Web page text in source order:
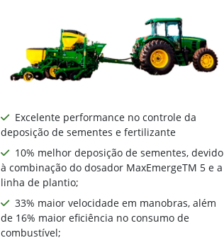
Excelente performance no controle da
deposição de sementes e fertilizante
10% melhor deposição de sementes, devido
à combinação do dosador MaxEmergeTM 5 e a
linha de plantio;
33% maior velocidade em manobras, além
de 16% maior eficiência no consumo de
combustível;